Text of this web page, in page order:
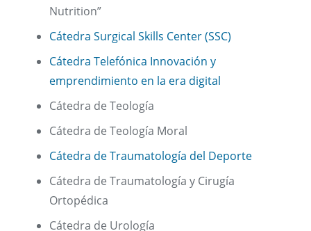
Nutrition”
Cátedra Surgical Skills Center (SSC)
Cátedra Telefónica Innovación y
emprendimiento en la era digital
Cátedra de Teología
Cátedra de Teología Moral
Cátedra de Traumatología del Deporte
Cátedra de Traumatología y Cirugía
Ortopédica
Cátedra de Urología